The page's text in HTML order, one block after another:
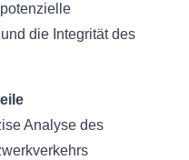
die Integrität des
Analyse des